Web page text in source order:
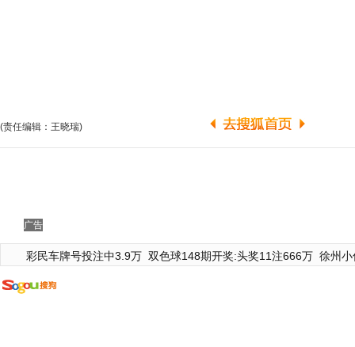
(责任编辑：王晓瑞)
广告
彩民车牌号投注中3.9万 双色球148期开奖:头奖11注666万 徐州